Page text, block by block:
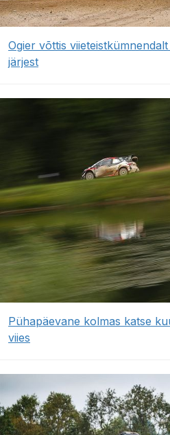
Ogier võttis
järjest
Pühapäevane kolmas katse
viies